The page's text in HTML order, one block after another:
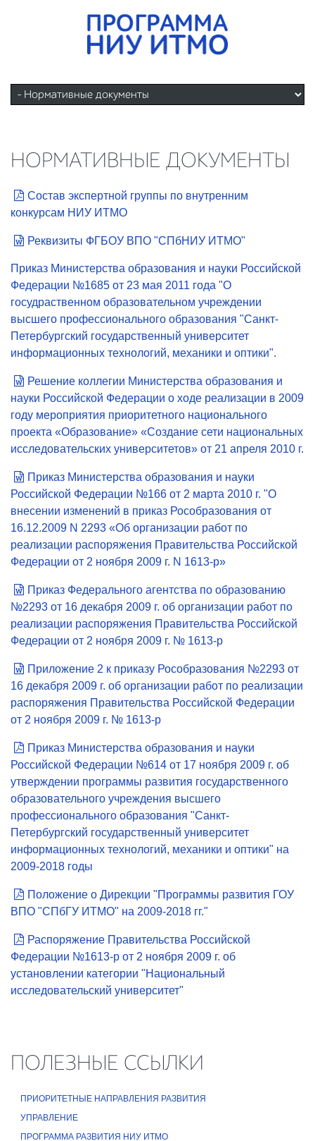
НОРМАТИВНЫЕ ДОКУМЕНТЫ
Состав экспертной группы по внутренним
конкурсам НИУ ИТМО
Реквизиты ФГБОУ ВПО "СПбНИУ ИТМО"
Приказ Министерства образования и науки Российской
Федерации №1685 от 23 мая 2011 года "О
госудраственном образовательном учреждении
высшего профессионального образования "Санкт-
Петербургский государственный университет
информационных технологий, механики и оптики".
Решение коллегии Министерства образования и
науки Российской Федерации о ходе реализации в 2009
году мероприятия приоритетного национального
проекта «Образование» «Создание сети национальных
исследовательских университетов» от 21 апреля 2010 г.
Приказ Министерства образования и науки
Российской Федерации №166 от 2 марта 2010 г. "О
внесении изменений в приказ Рособразования от
16.12.2009 N 2293 «Об организации работ по
реализации распоряжения Правительства Российской
Федерации от 2 ноября 2009 г. N 1613-р»
Приказ Федерального агентства по образованию
№2293 от 16 декабря 2009 г. об организации работ по
реализации распоряжения Правительства Российской
Федерации от 2 ноября 2009 г. № 1613-р
Приложение 2 к приказу Рособразования №2293 от
16 декабря 2009 г. об организации работ по реализации
распоряжения Правительства Российской Федерации
от 2 ноября 2009 г. № 1613-р
Приказ Министерства образования и науки
Российской Федерации №614 от 17 ноября 2009 г. об
утверждении программы развития государственного
образовательного учреждения высшего
профессионального образования "Санкт-
Петербургский государственный университет
информационных технологий, механики и оптики" на
2009-2018 годы
Положение о Дирекции "Программы развития ГОУ
ВПО "СПбГУ ИТМО" на 2009-2018 гг."
Распоряжение Правительства Российской
Федерации №1613-р от 2 ноября 2009 г. об
установлении категории "Национальный
исследовательский университет"
ПОЛЕЗНЫЕ ССЫЛКИ
ПРИОРИТЕТНЫЕ НАПРАВЛЕНИЯ РАЗВИТИЯ
УПРАВЛЕНИЕ
ПРОГРАММА РАЗВИТИЯ НИУ ИТМО